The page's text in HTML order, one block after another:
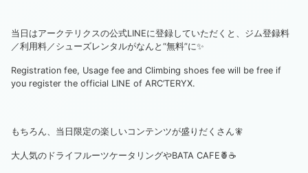
当日はアークテリクスの公式LINEに登録していただくと、ジム登録料
／利用料／シューズレンタルがなんと“無料”に✨
Registration fee, Usage fee and Climbing shoes fee will be free if
you register the official LINE of ARC’TERYX.
もちろん、当日限定の楽しいコンテンツが盛りだくさん🧚
大人気のドライフルーツケータリングやBATA CAFE🍍☕️